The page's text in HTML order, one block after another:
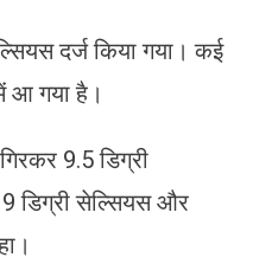
दर्ज किया गया। कई
आ गया है।
9.5 डिग्री
डिग्री सेल्सियस और